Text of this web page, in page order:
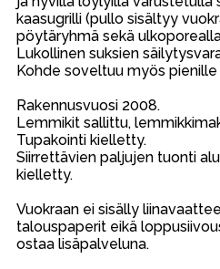
kaasugrilli (pullo sisältyy
pöytäryhmä sekä
Lukollinen suksien
Kohde soveltuu myös
Rakennusvuosi 2008.
Lemmikit sallittu,
Tupakointi kielletty.
Siirrettävien paljujen tuonti
kielletty.
Vuokraan ei sisälly
talouspaperit eikä
ostaa lisäpalveluna.